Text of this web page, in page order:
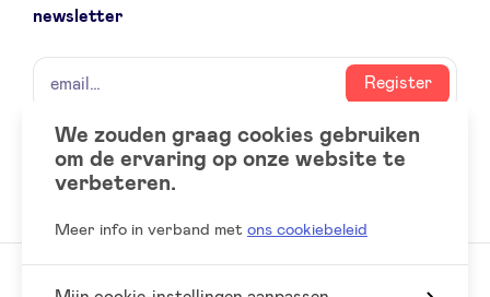
newsletter
naam
email
Register
Social
accounts
LinkedIn
We zouden graag cookies gebruiken
om de ervaring op onze website te
verbeteren.
Meer info in verband met ons cookiebeleid